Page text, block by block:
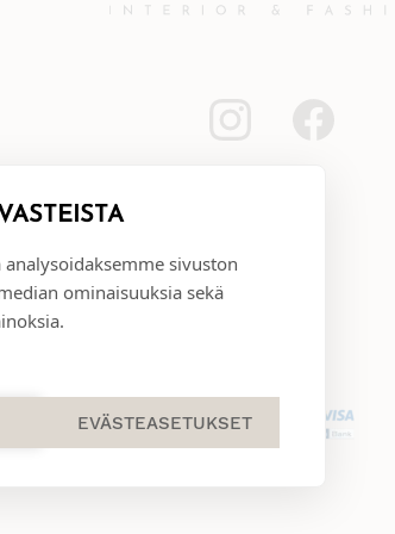
sivuston
ominaisuuksia sekä
EVÄSTEASETUKSET